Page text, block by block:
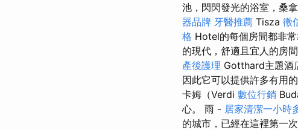
池，閃閃發光的浴室，桑
器品牌 牙醫推薦 Tisza 徵
格 Hotel的每個房間都非
的現代，舒適且宜人的房
產後護理 Gotthard主題酒
因此它可以提供許多有用
卡姆（Verdi 數位行銷
心。 雨 - 居家清潔一小時
的城市，已經在這裡第一